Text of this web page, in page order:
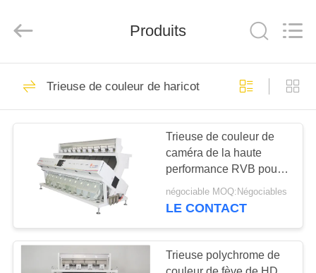
MAISON
PRODUITS
SUJET
NOUS
High-
tech
Trieur couleur CCD
738
51
Produits
Trieuse de couleur de haricot
Trieuse de couleur de
caméra de la haute
performance RVB pour
des graines de piment
avec Dix descendeurs
négociable MOQ:Négociables
LE CONTACT
Trieuse polychrome de